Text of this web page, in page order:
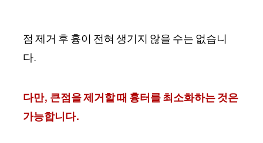
점 제거 후 흉이 전혀 생기지 않을 수는 없습니
다.
다만, 큰점을 제거할 때 흉터를 최소화하는 것은
가능합니다.